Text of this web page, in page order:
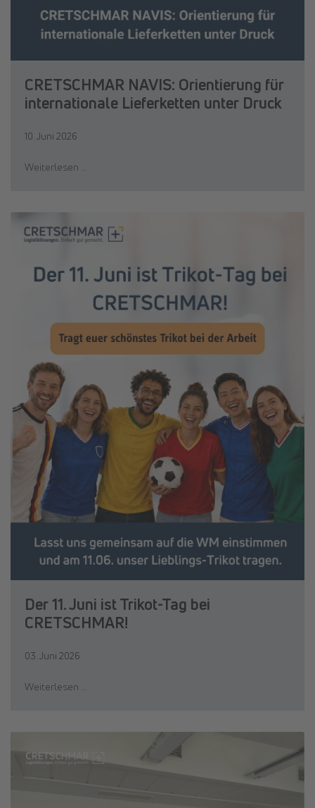
CRETSCHMAR NAVIS: Orientierung für
internationale Lieferketten unter Druck
10. Juni 2026
Weiterlesen …
Der 11. Juni ist Trikot-Tag bei
CRETSCHMAR!
03. Juni 2026
Weiterlesen …